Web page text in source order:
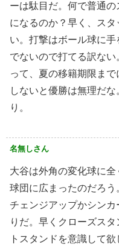
ーは駄目だ。何で普通
になるのか？早く、ス
い。打撃はボール球に
でないので打てる訳な
って、夏の移籍期限ま
しないと優勝は無理だ
り。
名無しさん
大谷は外角の変化球に
球団に広まったのだろ
チェンジアップかシン
りだ。早くクローズス
トスタンドを意識して